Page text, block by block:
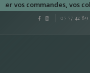
commandes, vos
07 77 42 89